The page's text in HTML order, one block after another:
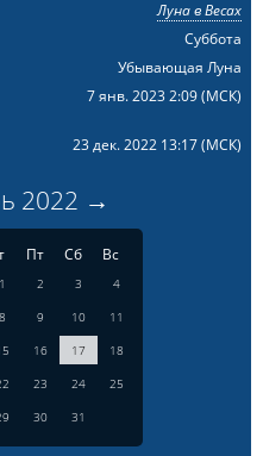
Луна в Весах
Суббота
Убывающая Луна
7 янв. 2023 2:09(МСК)
23 дек. 2022 13:17(МСК)
2022 →
Пт Сб Вс
1 2 3
4
8 9 10
11
16 17
18
23 24
25
30 31